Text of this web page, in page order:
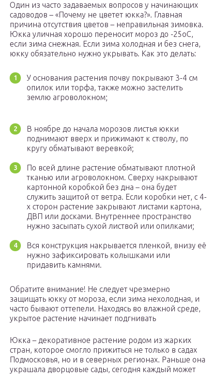
Один из часто задаваемых вопросов у начинающих
садоводов – «Почему не цветет юкка?». Главная
причина отсутствия цветов – неправильная зимовка.
Юкка уличная хорошо переносит мороз до -25оС,
если зима снежная. Если зима холодная и без снега,
юкку обязательно нужно укрывать. Как это делать:
У основания растения почву покрывают 3-4 см
опилок или торфа, также можно застелить
землю агроволокном;
В ноябре до начала морозов листья юкки
поднимают вверх и прижимают к стволу, по
кругу обматывают веревкой;
По всей длине растение обматывают плотной
тканью или агроволокном. Сверху накрывают
картонной коробкой без дна – она будет
служить защитой от ветра. Если коробки нет, с 4-
х сторон растение закрывают листами картона,
ДВП или досками. Внутреннее пространство
нужно засыпать сухой листвой или опилками;
Вся конструкция накрывается пленкой, внизу её
нужно зафиксировать колышками или
придавить камнями.
Обратите внимание! Не следует чрезмерно
защищать юкку от мороза, если зима нехолодная, и
часто бывают оттепели. Находясь во влажной среде,
укрытое растение начинает подгнивать
Юкка – декоративное растение родом из жарких
стран, которое смогло прижиться не только в садах
Подмосковья, но и в северных регионах. Раньше она
украшала дворцовые сады, сегодня каждый может